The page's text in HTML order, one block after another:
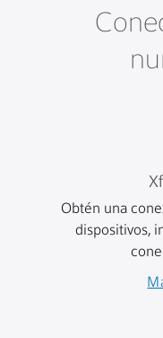
Obtén una
dispositivos,